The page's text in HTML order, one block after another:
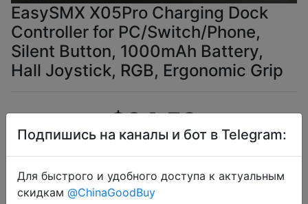
EasySMX X05Pro Charging Dock
Controller for PC/Switch/Phone,
Silent Button, 1000mAh Battery,
Hall Joystick, RGB, Ergonomic Grip
$24.59
Промокод:"IFPEOIAI"
Подпишись на каналы и бот в Telegram:
Для быстрого и удобного доступа к актуальным
скидкам @ChinaGoodBuy